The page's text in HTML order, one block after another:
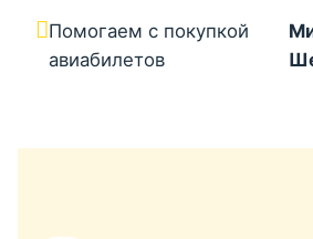
Помогаем с покупкой
авиабилетов